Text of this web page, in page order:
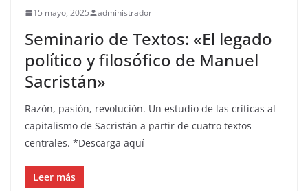
15 mayo, 2025 administrador
Seminario de Textos: «El legado
político y filosófico de Manuel
Sacristán»
Razón, pasión, revolución. Un estudio de las críticas al
capitalismo de Sacristán a partir de cuatro textos
centrales. *Descarga aquí
Leer más